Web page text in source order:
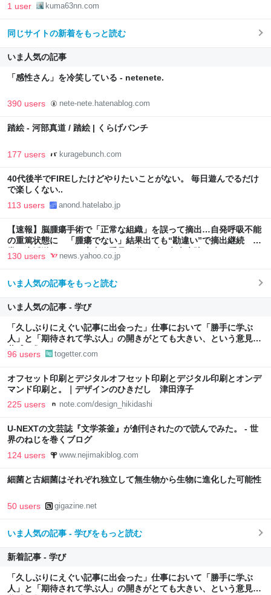
1 user kuma63nn.com
同じサイトの新着をもっと読む
いま人気の記事
「感性さん」を冷笑している - netenete.
390 users nete-nete.hatenablog.com
踏絵 - 河部真道 / 踏絵 | くらげバンチ
177 users kuragebunch.com
40代後半でFIREしたけどやりたいことがない。 毎日遊んでるだけ
で楽しくない..
113 users anond.hatelabo.jp
【速報】脳腫瘍手術で「正常な組織」を誤って摘出…自発呼吸不能
の重篤状態に 「腫瘍でない」結果出ても“勘違い”で摘出継続 通
常の生活送っていた患者が手足も動かず 京大病院（MBSニュー
ス） - Yahoo!ニュース
130 users news.yahoo.co.jp
いま人気の記事をもっと読む
いま人気の記事 - 学び
「久しぶりにえぐい記事に出会った」仕事において「勝手に学ぶ
人」と「期待されて学ぶ人」の開きがとても大きい、という意見に
共感が集まる
96 users togetter.com
オフセット印刷とデジタルオフセット印刷とデジタル印刷とオンデ
マンド印刷と。｜デザインのひきだし 津田淳子
225 users note.com/design_hikidashi
U-NEXTの文芸誌『文学茶釜』が創刊されたので読んでみた。 - 世
界のねじを巻くブログ
124 users www.nejimakiblog.com
細菌と古細菌はそれぞれ独立して無生物から生物に進化した可能性
50 users gigazine.net
いま人気の記事 - 学びをもっと読む
新着記事 - 学び
「久しぶりにえぐい記事に出会った」仕事において「勝手に学ぶ
人」と「期待されて学ぶ人」の開きがとても大きい、という意見に